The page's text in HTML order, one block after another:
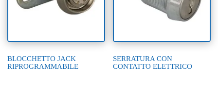
BLOCCHETTO JACK
RIPROGRAMMABILE
SERRATURA CON
CONTATTO ELETTRICO